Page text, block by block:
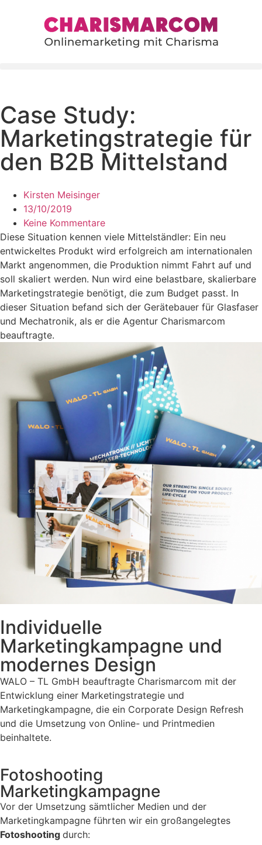
Case Study:
Marketingstrategie für
den B2B Mittelstand
Kirsten Meisinger
13/10/2019
Keine Kommentare
Diese Situation kennen viele Mittelständler: Ein neu
entwickeltes Produkt wird erfolgreich am internationalen
Markt angenommen, die Produktion nimmt Fahrt auf und
soll skaliert werden. Nun wird eine belastbare, skalierbare
Marketingstrategie benötigt, die zum Budget passt. In
dieser Situation befand sich der Gerätebauer für Glasfaser
und Mechatronik, als er die Agentur Charismarcom
beauftragte.
Individuelle
Marketingkampagne und
modernes Design
WALO – TL GmbH beauftragte Charismarcom mit der
Entwicklung einer Marketingstrategie und
Marketingkampagne, die ein Corporate Design Refresh
und die Umsetzung von Online- und Printmedien
beinhaltete.
Fotoshooting
Marketingkampagne
Vor der Umsetzung sämtlicher Medien und der
Marketingkampagne führten wir ein großangelegtes
Fotoshooting durch: